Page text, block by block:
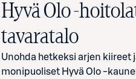
Hyvä Olo -
tavaratalo
Unohda hetkeksi arjen kiireet
monipuoliset Hyvä Olo -